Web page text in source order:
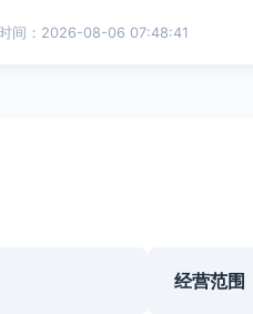
间：2026-08-06 07:48:41
经营范围